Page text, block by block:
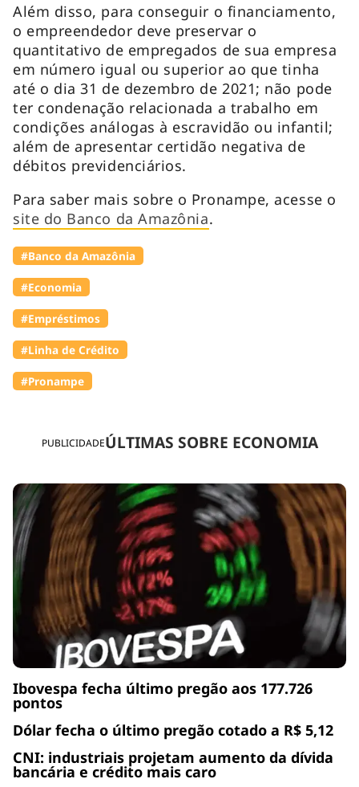
PUBLICIDADEÚLTIMAS SOBRE ECONOMIA
Ibovespa fecha último pregão aos 177.726
pontos
Dólar fecha o último pregão cotado a R$ 5,12
CNI: industriais projetam aumento da dívida
bancária e crédito mais caro
Além disso, para conseguir o financiamento,
o empreendedor deve preservar o
quantitativo de empregados de sua empresa
em número igual ou superior ao que tinha
até o dia 31 de dezembro de 2021; não pode
ter condenação relacionada a trabalho em
condições análogas à escravidão ou infantil;
além de apresentar certidão negativa de
débitos previdenciários.
Para saber mais sobre o Pronampe, acesse o
site do Banco da Amazônia.
#Banco da Amazônia
#Economia
#Empréstimos
#Linha de Crédito
#Pronampe